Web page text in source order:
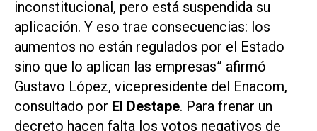
inconstitucional, pero está suspendida su
aplicación. Y eso trae consecuencias: los
aumentos no están regulados por el Estado
sino que lo aplican las empresas” afirmó
Gustavo López, vicepresidente del Enacom,
consultado por El Destape. Para frenar un
decreto hacen falta los votos negativos de